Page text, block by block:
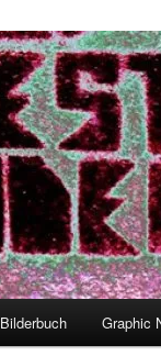
Bilderbuch Graphic